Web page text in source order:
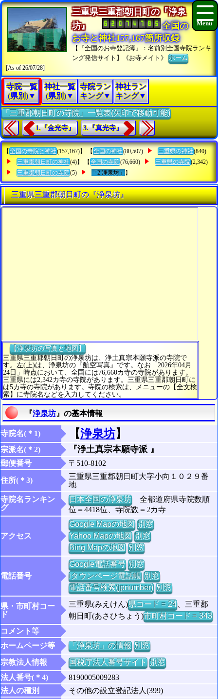
三重県三重郡朝日町の『浄泉
坊』
全国の
お寺と神社157,167箇所収録
【『全国のお寺登記簿』：名前別全国寺院ランキ
ング発信サイト】《お寺メイト》ホーム
[As of 26/07/28]
寺院一覧
(県別)▼
神社一覧
(県別)▼
寺院ラン
キング▼
神社ラン
キング▼
「三重郡朝日町の寺院」一覧表(矢印で移動可能)
1.『金光寺』 3.『真光寺』
【 全国の寺院と神社(157,167)】 【 全国の神社(80,507) 三重県の神社(840)
三重郡朝日町の神社(4)】 【 全国の寺院(76,660) 三重県の寺院(2,342)
三重郡朝日町の寺院(5) 「2.浄泉坊」 】
三重県三重郡朝日町の『浄泉坊』
【浄泉坊の写真と地図】
三重県三重郡朝日町の浄泉坊は、浄土真宗本願寺派の寺院で
す。左(上)は、浄泉坊の『航空写真』です。なお「2026年04月
24日」時点において、全国には76,660カ寺の寺院があります。
三重県には2,342カ寺の寺院があります。三重県三重郡朝日町に
は5カ寺の寺院があります。寺院の検索は、メニューの【全文検
索】に寺院名などを入力してください。
『浄泉坊』の基本情報
寺院名(＊1) 【浄泉坊】
宗派名(＊2) 『浄土真宗本願寺派 』
郵便番号 〒510-8102
住所(＊3)
三重県三重郡朝日町大字小向１０２９番
地
寺院名ランキン
グ
日本全国の浄泉坊全都道府県寺院数順
位＝4418位、寺院数＝2カ寺
アクセス
Google Mapの地図 別窓
Yahoo Mapの地図 別窓
Bing Mapの地図 別窓
電話番号
Google電話番号 別窓
iタウンページ電話帳 別窓
電話番号検索(jpnumber) 別窓
県・市町村コー
ド
三重県(みえけん)県コード = 24、三重郡
朝日町(あさひちょう)市町村コード = 343
コメント等
ホームページ等
「浄泉坊」の情報 別窓
宗教法人情報
国税庁法人番号サイト 別窓
法人番号(＊4)
8190005009283
法人の種別
その他の設立登記法人(399)